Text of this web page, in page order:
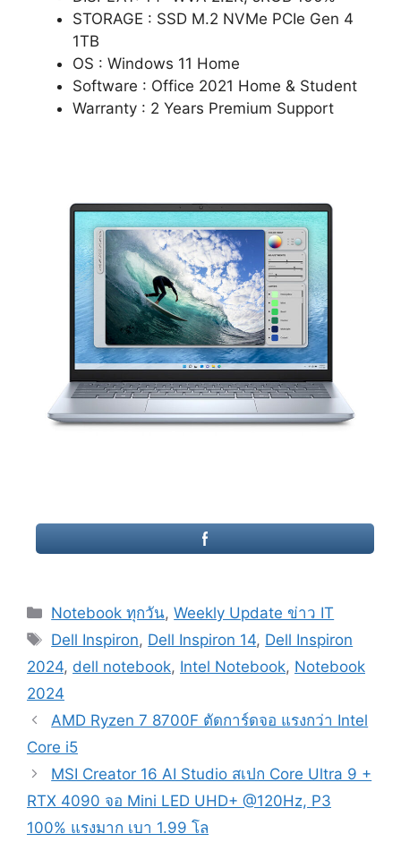
STORAGE : SSD M.2 NVMe PCIe Gen 4
1TB
OS : Windows 11 Home
Software : Office 2021 Home & Student
Warranty : 2 Years Premium Support
Categories
Notebook ทุกวัน,Weekly Update ข่าว IT
Tags
Dell Inspiron, Dell Inspiron 14, Dell Inspiron
2024, dell notebook, Intel Notebook, Notebook
2024
Post
navigation
AMD Ryzen 7 8700F ตัดการ์ดจอ แรงกว่า Intel
Core i5
MSI Creator 16 AI Studio สเปก Core Ultra 9 +
RTX 4090 จอ Mini LED UHD+ @120Hz, P3
100% แรงมาก เบา 1.99 โล